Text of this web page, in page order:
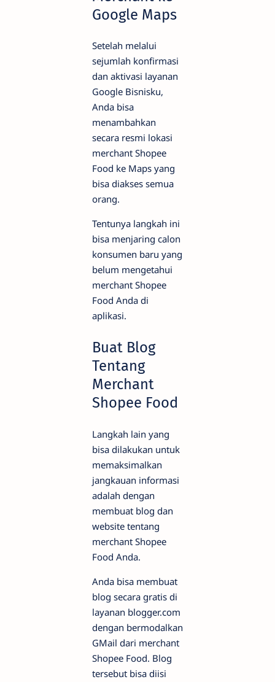
Google Maps
Setelah melalui
sejumlah konfirmasi
dan aktivasi layanan
Google Bisnisku,
Anda bisa
menambahkan
secara resmi lokasi
merchant Shopee
Food ke Maps yang
bisa diakses semua
orang.
Tentunya langkah ini
bisa menjaring calon
konsumen baru yang
belum mengetahui
merchant Shopee
Food Anda di
aplikasi.
Buat Blog
Tentang
Merchant
Shopee Food
Langkah lain yang
bisa dilakukan untuk
memaksimalkan
jangkauan informasi
adalah dengan
membuat blog dan
website tentang
merchant Shopee
Food Anda.
Anda bisa membuat
blog secara gratis di
layanan blogger.com
dengan bermodalkan
GMail dari merchant
Shopee Food. Blog
tersebut bisa diisi